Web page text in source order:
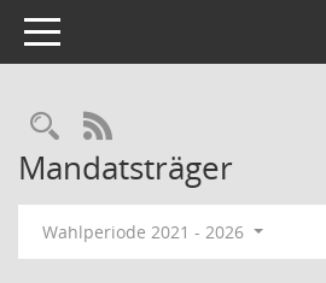
Toggle navigation
Rechercheauswahl
RSS-Feed
Mandatsträger
Wahlperiode 2021 - 2026